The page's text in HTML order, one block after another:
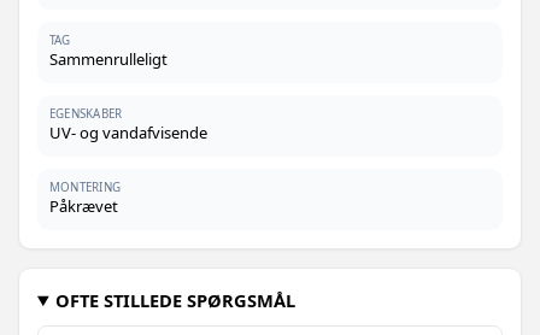
TAG
Sammenrulleligt
EGENSKABER
UV‑ og vandafvisende
MONTERING
Påkrævet
OFTE STILLEDE SPØRGSMÅL